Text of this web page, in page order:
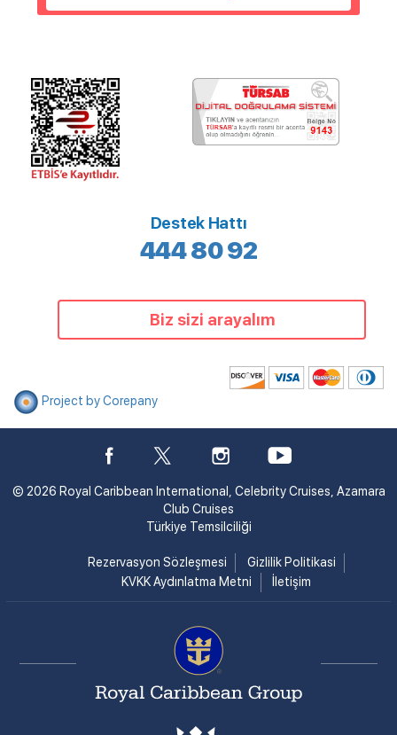
Destek Hattı
444 80 92
Biz sizi arayalım
Project by Corepany
© 2026 Royal Caribbean International, Celebrity Cruises, Azamara
Club Cruises
Türkiye Temsilciliği
Rezervasyon Sözleşmesi
Gizlilik Politikasi
KVKK Aydınlatma Metni
İletişim